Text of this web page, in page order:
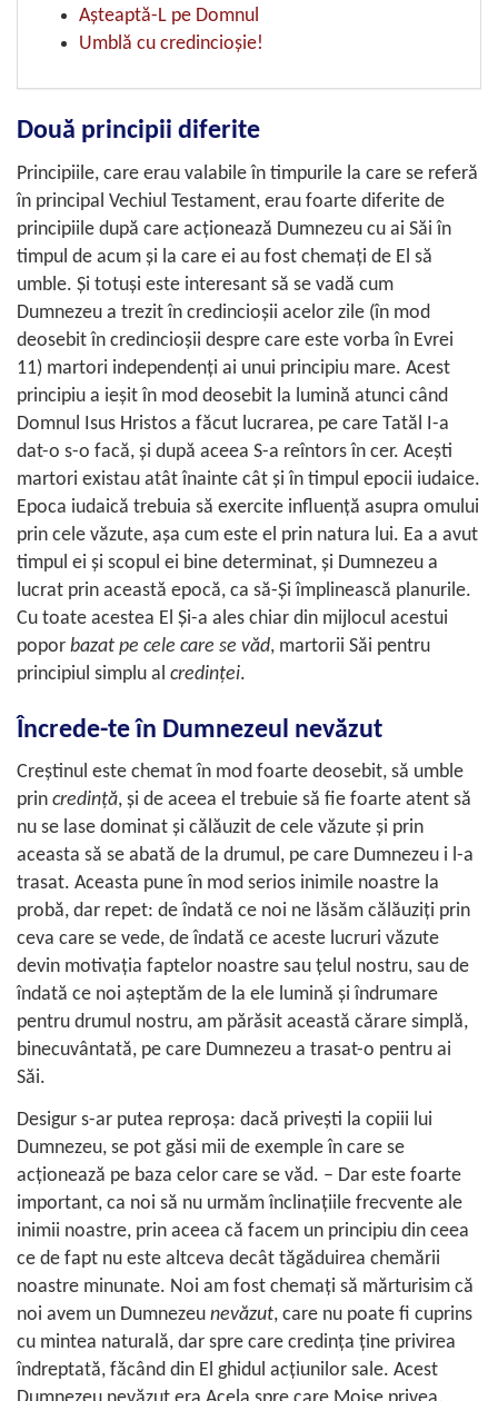
Aşteaptă-L pe Domnul
Umblă cu credincioşie!
Două principii diferite
Principiile, care erau valabile în timpurile la care se referă
în principal Vechiul Testament, erau foarte diferite de
principiile după care acţionează Dumnezeu cu ai Săi în
timpul de acum şi la care ei au fost chemaţi de El să
umble. Şi totuşi este interesant să se vadă cum
Dumnezeu a trezit în credincioşii acelor zile (în mod
deosebit în credincioşii despre care este vorba în Evrei
11) martori independenţi ai unui principiu mare. Acest
principiu a ieşit în mod deosebit la lumină atunci când
Domnul Isus Hristos a făcut lucrarea, pe care Tatăl I-a
dat-o s-o facă, şi după aceea S-a reîntors în cer. Aceşti
martori existau atât înainte cât şi în timpul epocii iudaice.
Epoca iudaică trebuia să exercite influenţă asupra omului
prin cele văzute, aşa cum este el prin natura lui. Ea a avut
timpul ei şi scopul ei bine determinat, şi Dumnezeu a
lucrat prin această epocă, ca să-Şi împlinească planurile.
Cu toate acestea El Şi-a ales chiar din mijlocul acestui
popor bazat pe cele care se văd, martorii Săi pentru
principiul simplu al credinţei.
Încrede-te în Dumnezeul nevăzut
Creştinul este chemat în mod foarte deosebit, să umble
prin credinţă, şi de aceea el trebuie să fie foarte atent să
nu se lase dominat şi călăuzit de cele văzute şi prin
aceasta să se abată de la drumul, pe care Dumnezeu i l-a
trasat. Aceasta pune în mod serios inimile noastre la
probă, dar repet: de îndată ce noi ne lăsăm călăuziţi prin
ceva care se vede, de îndată ce aceste lucruri văzute
devin motivaţia faptelor noastre sau ţelul nostru, sau de
îndată ce noi aşteptăm de la ele lumină şi îndrumare
pentru drumul nostru, am părăsit această cărare simplă,
binecuvântată, pe care Dumnezeu a trasat-o pentru ai
Săi.
Desigur s-ar putea reproşa: dacă priveşti la copiii lui
Dumnezeu, se pot găsi mii de exemple în care se
acţionează pe baza celor care se văd. – Dar este foarte
important, ca noi să nu urmăm înclinaţiile frecvente ale
inimii noastre, prin aceea că facem un principiu din ceea
ce de fapt nu este altceva decât tăgăduirea chemării
noastre minunate. Noi am fost chemaţi să mărturisim că
noi avem un Dumnezeu nevăzut, care nu poate fi cuprins
cu mintea naturală, dar spre care credinţa ţine privirea
îndreptată, făcând din El ghidul acţiunilor sale. Acest